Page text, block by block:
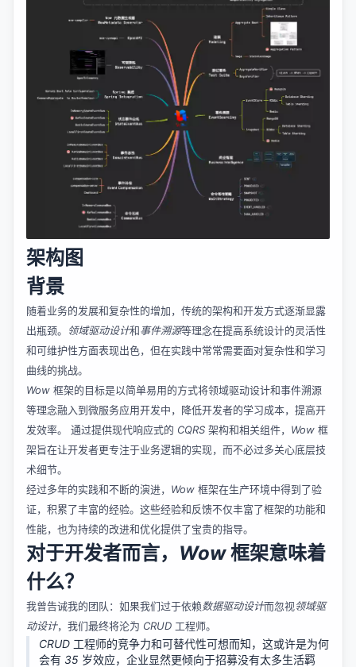
架构图
背景
随着业务的发展和复杂性的增加，传统的架构和开发方式逐渐显露
出瓶颈。
领域驱动设计和事件溯源等理念在提高系统设计的灵活性
和可维护性方面表现出色，但在实践中常常需要面对复杂性和学习
曲线的挑战。
Wow 框架的目标是以简单易用的方式将领域驱动设计和事件溯源
等理念融入到微服务应用开发中，降低开发者的学习成本，提高开
发效率。 通过提供现代响应式的 CQRS 架构和相关组件， Wow 框
架旨在让开发者更专注于业务逻辑的实现，而不必过多关心底层技
术细节。
经过多年的实践和不断的演进， Wow 框架在生产环境中得到了验
证，积累了丰富的经验。这些经验和反馈不仅丰富了框架的功能和
性能，也为持续的改进和优化提供了宝贵的指导。
对于开发者而言， Wow 框架意味着
什么？
我曾告诫我的团队：如果我们过于依赖数据驱动设计而忽视领域驱
动设计，我们最终将沦为 CRUD 工程师。
CRUD 工程师的竞争力和可替代性可想而知，这或许是为何
会有 35 岁效应，企业显然更倾向于招募没有太多生活羁